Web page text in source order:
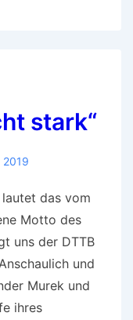
stark“
2019
lautet das vom
Motto des
uns der DTTB
und
Murek und
ihres